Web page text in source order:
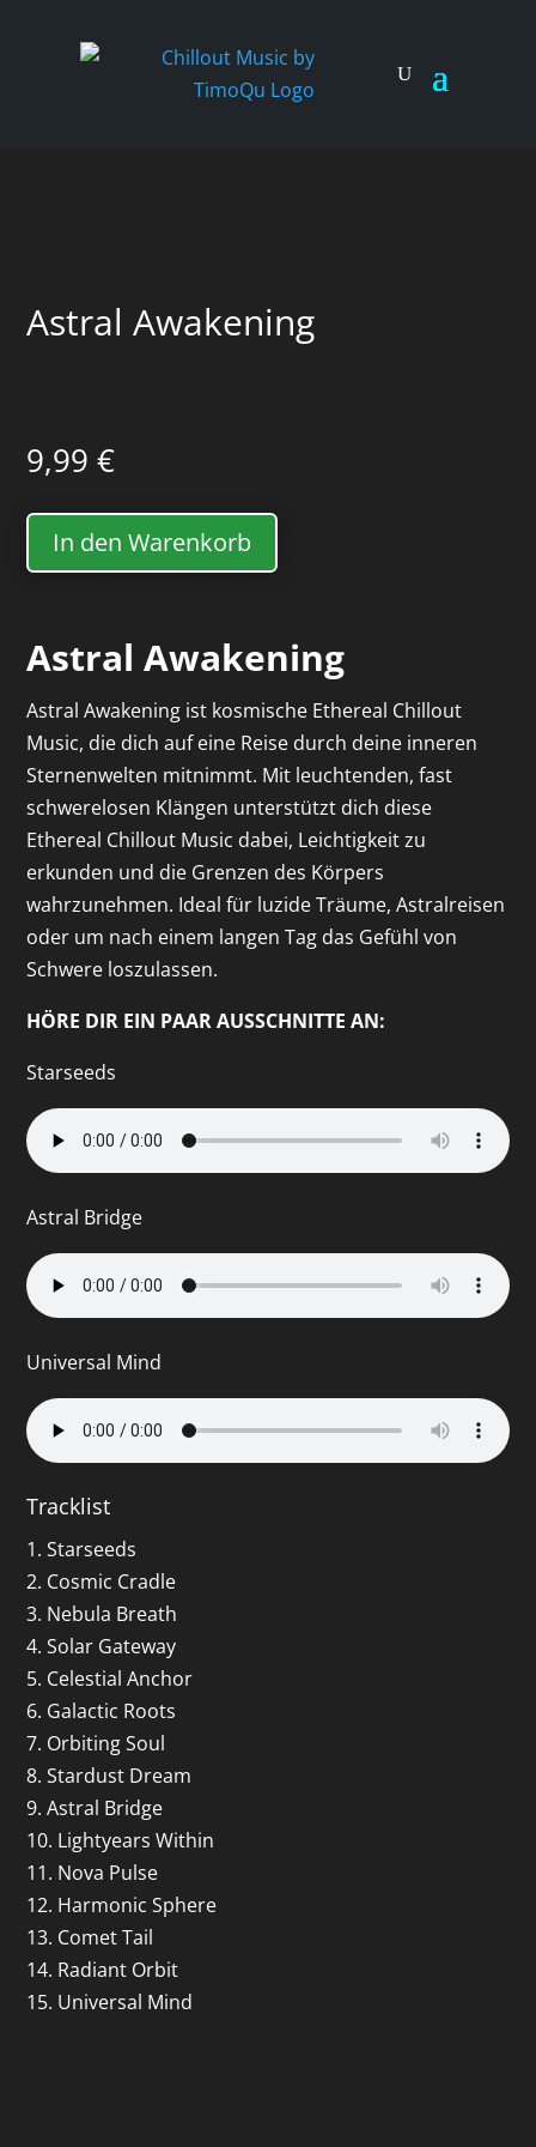
Astral Awakening
9,99€
In den Warenkorb
Astral Awakening
Astral Awakening ist kosmische Ethereal Chillout
Music, die dich auf eine Reise durch deine inneren
Sternenwelten mitnimmt. Mit leuchtenden, fast
schwerelosen Klängen unterstützt dich diese
Ethereal Chillout Music dabei, Leichtigkeit zu
erkunden und die Grenzen des Körpers
wahrzunehmen. Ideal für luzide Träume, Astralreisen
oder um nach einem langen Tag das Gefühl von
Schwere loszulassen.
HÖRE DIR EIN PAAR AUSSCHNITTE AN:
Starseeds
Astral Bridge
Universal Mind
Tracklist
1. Starseeds
2. Cosmic Cradle
3. Nebula Breath
4. Solar Gateway
5. Celestial Anchor
6. Galactic Roots
7. Orbiting Soul
8. Stardust Dream
9. Astral Bridge
10. Lightyears Within
11. Nova Pulse
12. Harmonic Sphere
13. Comet Tail
14. Radiant Orbit
15. Universal Mind